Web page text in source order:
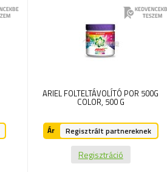
ARIEL FOLTELTÁVOLÍTÓ POR 500G
COLOR, 500 G
Ár Regisztrált partnereknek
Regisztráció